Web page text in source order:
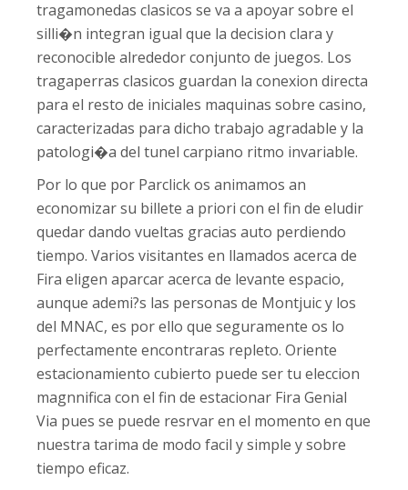
tragamonedas clasicos se va a apoyar sobre el
silli�n integran igual que la decision clara y
reconocible alrededor conjunto de juegos. Los
tragaperras clasicos guardan la conexion directa
para el resto de iniciales maquinas sobre casino,
caracterizadas para dicho trabajo agradable y la
patologi�a del tunel carpiano ritmo invariable.
Por lo que por Parclick os animamos an
economizar su billete a priori con el fin de eludir
quedar dando vueltas gracias auto perdiendo
tiempo. Varios visitantes en llamados acerca de
Fira eligen aparcar acerca de levante espacio,
aunque ademi?s las personas de Montjuic y los
del MNAC, es por ello que seguramente os lo
perfectamente encontraras repleto. Oriente
estacionamiento cubierto puede ser tu eleccion
magnnifica con el fin de estacionar Fira Genial
Via pues se puede resrvar en el momento en que
nuestra tarima de modo facil y simple y sobre
tiempo eficaz.